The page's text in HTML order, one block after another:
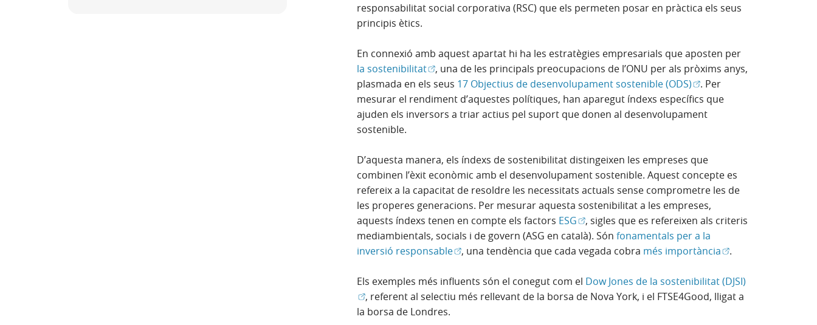
responsabilitat social corporativa (RSC) que els permeten posar en pràctica els seus
principis ètics.
En connexió amb aquest apartat hi ha les estratègies empresarials que aposten per
la sostenibilitat(Obre en finestra nova)
, una de les principals preocupacions de l’ONU per als pròxims anys,
plasmada en els seus 17 Objectius de desenvolupament sostenible (ODS)(Obre en finestra nova)
. Per
mesurar el rendiment d’aquestes polítiques, han aparegut índexs específics que
ajuden els inversors a triar actius pel suport que donen al desenvolupament
sostenible.
D’aquesta manera, els índexs de sostenibilitat distingeixen les empreses que
combinen l’èxit econòmic amb el desenvolupament sostenible. Aquest concepte es
refereix a la capacitat de resoldre les necessitats actuals sense comprometre les de
les properes generacions. Per mesurar aquesta sostenibilitat a les empreses,
aquests índexs tenen en compte els factors ESG(Obre en finestra nova)
, sigles que es refereixen als criteris
mediambientals, socials i de govern (ASG en català). Són fonamentals per a la
inversió responsable(Obre en finestra nova)
, una tendència que cada vegada cobra més importància(Obre en finestra
.
Els exemples més influents són el conegut com el Dow Jones de la sostenibilitat (DJSI)(Obre en
, referent al selectiu més rellevant de la borsa de Nova York, i el FTSE4Good, lligat a
la borsa de Londres.